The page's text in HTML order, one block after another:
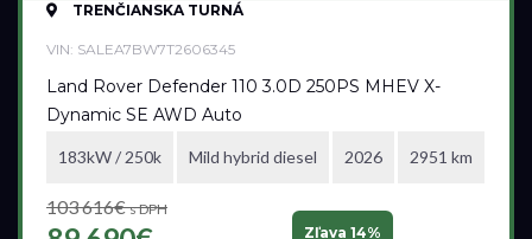
TRENČIANSKA TURNÁ
VIN: SALEA7BW7T2606345
Land Rover Defender 110 3.0D 250PS MHEV X-
Dynamic SE AWD Auto
183kW / 250k Mild hybrid diesel 2026 2951 km
103 616€s DPH
Zľava 14%